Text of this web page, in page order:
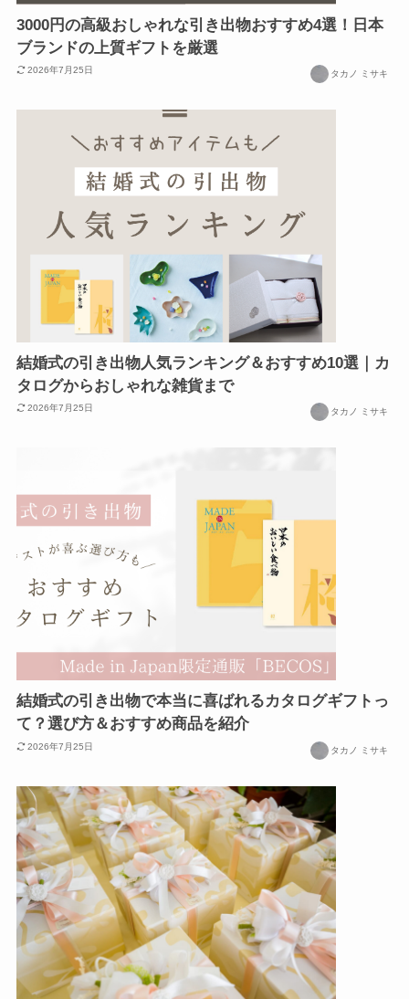
3000円の高級おしゃれな引き出物おすすめ4選！日本
ブランドの上質ギフトを厳選
2026年7月25日 タカノ ミサキ
結婚式の引き出物人気ランキング＆おすすめ10選｜カ
タログからおしゃれな雑貨まで
2026年7月25日 タカノ ミサキ
結婚式の引き出物で本当に喜ばれるカタログギフトっ
て？選び方＆おすすめ商品を紹介
2026年7月25日 タカノ ミサキ